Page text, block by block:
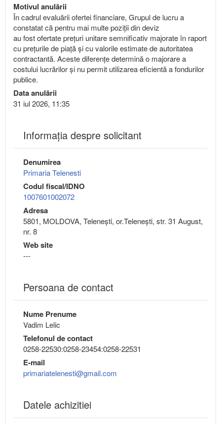
Motivul anulării
În cadrul evaluării ofertei financiare, Grupul de lucru a
constatat că pentru mai multe poziții din deviz
au fost ofertate prețuri unitare semnificativ majorate în raport
cu prețurile de piață și cu valorile estimate de autoritatea
contractantă. Aceste diferențe determină o majorare a
costului lucrărilor și nu permit utilizarea eficientă a fondurilor
publice.
Data anulării
31 iul 2026, 11:35
Informaţia despre solicitant
Denumirea
Primaria Telenesti
Codul fiscal/IDNO
1007601002072
Adresa
5801, MOLDOVA, Teleneşti, or.Teleneşti, str. 31 August,
nr. 8
Web site
---
Persoana de contact
Nume Prenume
Vadim Lelic
Telefonul de contact
0258-22530:0258-23454:0258-22531
E-mail
primariatelenesti@gmail.com
Datele achizitiei